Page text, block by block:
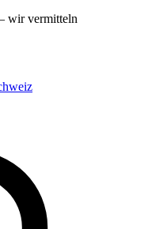
wir vermitteln